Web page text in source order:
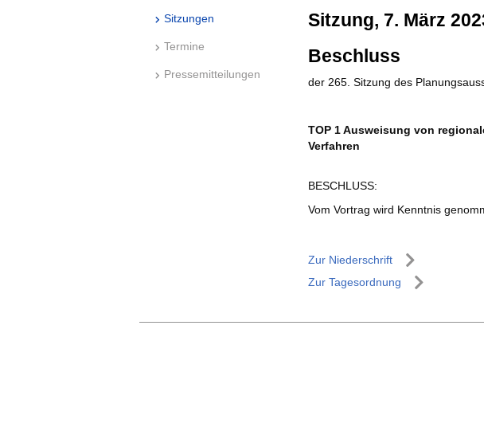
Sitzungen
Termine
Pressemitteilungen
Sitzung, 7. März
Beschluss
der 265. Sitzung des
TOP 1 Ausweisung von
Verfahren
BESCHLUSS:
Vom Vortrag wird Kenntnis
Zur Niederschrift
Zur Tagesordnung